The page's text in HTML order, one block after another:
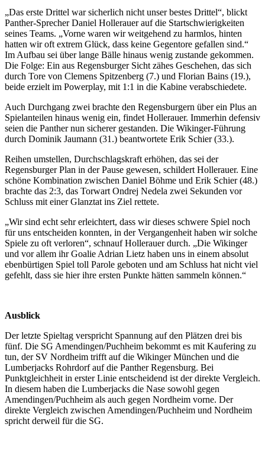
„Das erste Drittel war sicherlich nicht unser bestes Drittel“, blickt
Panther-Sprecher Daniel Hollerauer auf die Startschwierigkeiten
seines Teams. „Vorne waren wir weitgehend zu harmlos, hinten
hatten wir oft extrem Glück, dass keine Gegentore gefallen sind.“
Im Aufbau sei über lange Bälle hinaus wenig zustande gekommen.
Die Folge: Ein aus Regensburger Sicht zähes Geschehen, das sich
durch Tore von Clemens Spitzenberg (7.) und Florian Bains (19.),
beide erzielt im Powerplay, mit 1:1 in die Kabine verabschiedete.
Auch Durchgang zwei brachte den Regensburgern über ein Plus an
Spielanteilen hinaus wenig ein, findet Hollerauer. Immerhin defensiv
seien die Panther nun sicherer gestanden. Die Wikinger-Führung
durch Dominik Jaumann (31.) beantwortete Erik Schier (33.).
Reihen umstellen, Durchschlagskraft erhöhen, das sei der
Regensburger Plan in der Pause gewesen, schildert Hollerauer. Eine
schöne Kombination zwischen Daniel Böhme und Erik Schier (48.)
brachte das 2:3, das Torwart Ondrej Nedela zwei Sekunden vor
Schluss mit einer Glanztat ins Ziel rettete.
„Wir sind echt sehr erleichtert, dass wir dieses schwere Spiel noch
für uns entscheiden konnten, in der Vergangenheit haben wir solche
Spiele zu oft verloren“, schnauf Hollerauer durch. „Die Wikinger
und vor allem ihr Goalie Adrian Lietz haben uns in einem absolut
ebenbürtigen Spiel toll Parole geboten und am Schluss hat nicht viel
gefehlt, dass sie hier ihre ersten Punkte hätten sammeln können.“
Ausblick
Der letzte Spieltag verspricht Spannung auf den Plätzen drei bis
fünf. Die SG Amendingen/Puchheim bekommt es mit Kaufering zu
tun, der SV Nordheim trifft auf die Wikinger München und die
Lumberjacks Rohrdorf auf die Panther Regensburg. Bei
Punktgleichheit in erster Linie entscheidend ist der direkte Vergleich.
In diesem haben die Lumberjacks die Nase sowohl gegen
Amendingen/Puchheim als auch gegen Nordheim vorne. Der
direkte Vergleich zwischen Amendingen/Puchheim und Nordheim
spricht derweil für die SG.